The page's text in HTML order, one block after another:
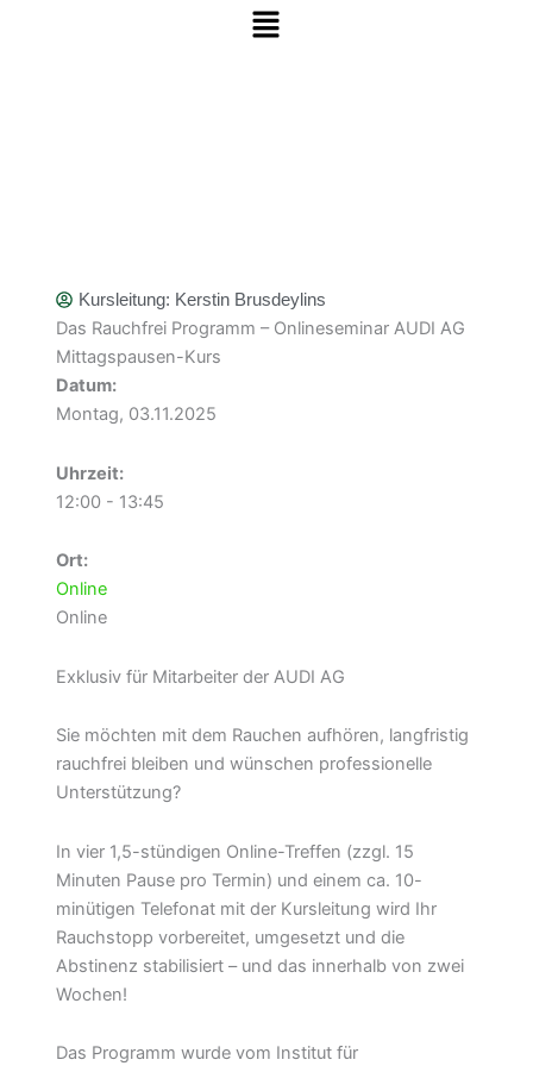
Menü
Das Rauchfrei Programm – Onlineseminar AUDI AG
Mittagspausen-Kurs
Datum:
Montag, 03.11.2025
Uhrzeit:
12:00 - 13:45
Ort:
Online
Online
Exklusiv für Mitarbeiter der AUDI AG
Sie möchten mit dem Rauchen aufhören, langfristig
rauchfrei bleiben und wünschen professionelle
Unterstützung?
In vier 1,5-stündigen Online-Treffen (zzgl. 15
Minuten Pause pro Termin) und einem ca. 10-
minütigen Telefonat mit der Kursleitung wird Ihr
Rauchstopp vorbereitet, umgesetzt und die
Abstinenz stabilisiert – und das innerhalb von zwei
Wochen!
Das Programm wurde vom Institut für
Kursleitung: Kerstin Brusdeylins